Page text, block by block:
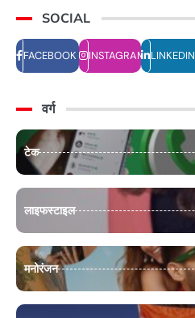
SOCIAL
FACEBOOK INSTAGRAM LINKEDIN
वर्ग
टेक
लाइफस्टाइल
मनोरंजन